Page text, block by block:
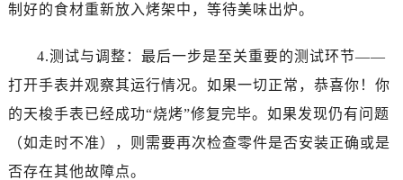
制好的食材重新放入烤架中，等待美味出炉。
4.测试与调整：最后一步是至关重要的测试环节——
打开手表并观察其运行情况。如果一切正常，恭喜你！你
的天梭手表已经成功“烧烤”修复完毕。如果发现仍有问题
（如走时不准），则需要再次检查零件是否安装正确或是
否存在其他故障点。